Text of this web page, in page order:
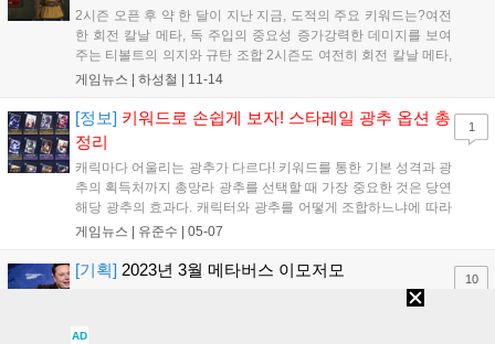
2시즌 오픈 후 약 한 달이 지난 지금, 도적의 주요 키워드는?여전
한 회전 칼날 메타, 독 주입의 중요성 증가강력한 데미지를 보여
주는 티볼트의 의지와 규탄 조합 2시즌도 여전히 회전 칼날 메타,
그래도 선전한 활 도적 2시즌 도적의 핵심 메타는 여전히 회전 칼
회전 칼날', '고급 회전 칼날'로...
게임뉴스 | 하성철 | 11-14
[정보] 키워드로 손쉽게 보자! 스타레일 광추 옵션 총
정리
캐릭마다 어울리는 광추가 다르다! 키워드를 통한 기본 성격과 광
추의 획득처까지 총망라 광추를 선택할 때 가장 중요한 것은 당연
해당 광추의 효과다. 캐릭터와 광추를 어떻게 조합하느냐에 따라
시너지를 일으켜 효율이 크게 달라지는 경우가 많기 때문이다. 물
있다....
게임뉴스 | 유준수 | 05-07
1
[기획] 2023년 3월 메타버스 이모저모
국내외 게임 업계에서 '메타버스' 키워드로 다뤄졌던 소식들을 모
아직도 막연하게 느껴지는 '메타버스', 그래도 관련 소식을 계속
10
AD